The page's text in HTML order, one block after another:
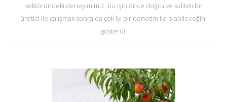
sektöründeki deneyimimiz, bu işin önce doğru ve kaliteli bir
üretici ile çalışmak sonra da çok iyi bir denetim ile olabileceğini
gösterdi.